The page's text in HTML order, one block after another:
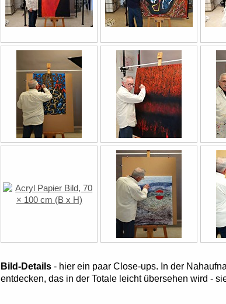
Bild-Details- hier ein paar Close-ups. In der
entdecken, das in der Totale leicht übersehen wird -